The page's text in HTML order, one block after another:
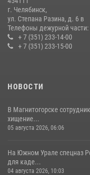
08 июля 2026, 12:05
г. Челябинск,
ул. Степана Разина, д. 6 в
Телефоны дежурной части:
+ 7 (351) 233-14-00
+ 7 (351) 233-15-00
НОВОСТИ
В Магнитогорске
хищение...
05 августа 2026, 06:06
На Южном Урале спецназ
для каде...
04 августа 2026, 10:03